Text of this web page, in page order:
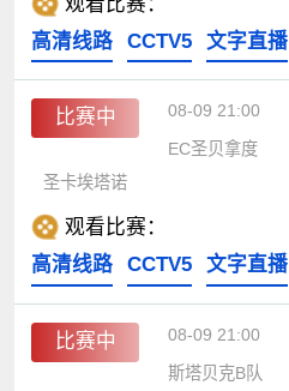
高清线路
CCTV5 文字直播
比赛中 08-09 21:00
EC圣贝拿度
圣卡埃塔诺
观看比赛：
高清线路
CCTV5 文字直播
比赛中 08-09 21:00
斯塔贝克B队